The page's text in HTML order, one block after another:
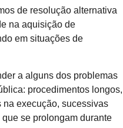
de resolução alternativa
na aquisição de
em situações de
a alguns dos problemas
procedimentos longos,
execução, sucessivas
se prolongam durante